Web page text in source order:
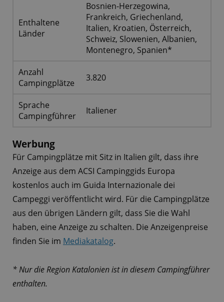
Enthaltene
Länder
Bosnien-Herzegowina,
Frankreich, Griechenland,
Italien, Kroatien, Österreich,
Schweiz, Slowenien, Albanien,
Montenegro, Spanien*
Anzahl
Campingplätze
3.820
Sprache
Campingführer
Italiener
Werbung
Für Campingplätze mit Sitz in Italien gilt, dass ihre
Anzeige aus dem ACSI Campinggids Europa
kostenlos auch im Guida Internazionale dei
Campeggi veröffentlicht wird. Für die Campingplätze
aus den übrigen Ländern gilt, dass Sie die Wahl
haben, eine Anzeige zu schalten. Die Anzeigenpreise
finden Sie im Mediakatalog.
* Nur die Region Katalonien ist in diesem Campingführer
enthalten.